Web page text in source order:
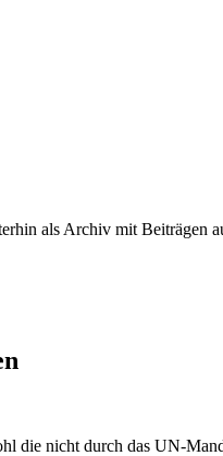
als Archiv mit Beiträgen
die nicht durch das UN-